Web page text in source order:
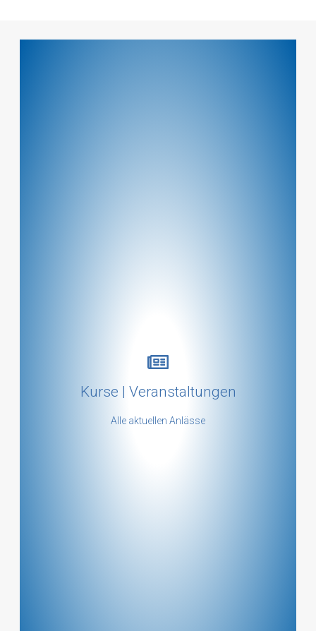
Kurse | Veranstaltungen
Alle aktuellen Anlässe
Kursübersicht